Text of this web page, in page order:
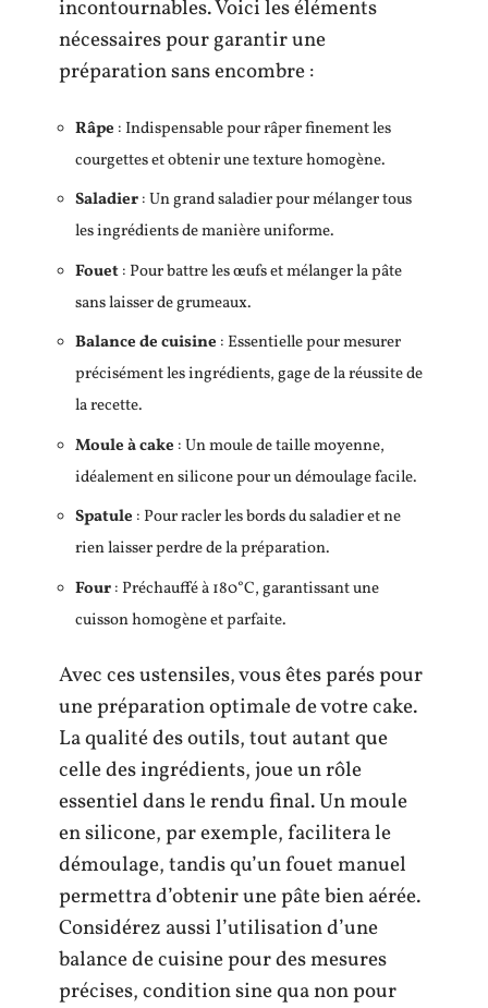
incontournables. Voici les éléments
nécessaires pour garantir une
préparation sans encombre :
Râpe : Indispensable pour râper finement les
courgettes et obtenir une texture homogène.
Saladier: Un grand saladier pour mélanger tous
les ingrédients de manière uniforme.
Fouet: Pour battre les œufs et mélanger la pâte
sans laisser de grumeaux.
Balance de cuisine : Essentielle pour mesurer
précisément les ingrédients, gage de la réussite de
la recette.
Moule à cake : Un moule de taille moyenne,
idéalement en silicone pour un démoulage facile.
Spatule : Pour racler les bords du saladier et ne
rien laisser perdre de la préparation.
Four: Préchauffé à 180°C, garantissant une
cuisson homogène et parfaite.
Avec ces ustensiles, vous êtes parés pour
une préparation optimale de votre cake.
La qualité des outils, tout autant que
celle des ingrédients, joue un rôle
essentiel dans le rendu final. Un moule
en silicone, par exemple, facilitera le
démoulage, tandis qu’un fouet manuel
permettra d’obtenir une pâte bien aérée.
Considérez aussi l’utilisation d’une
balance de cuisine pour des mesures
précises, condition sine qua non pour